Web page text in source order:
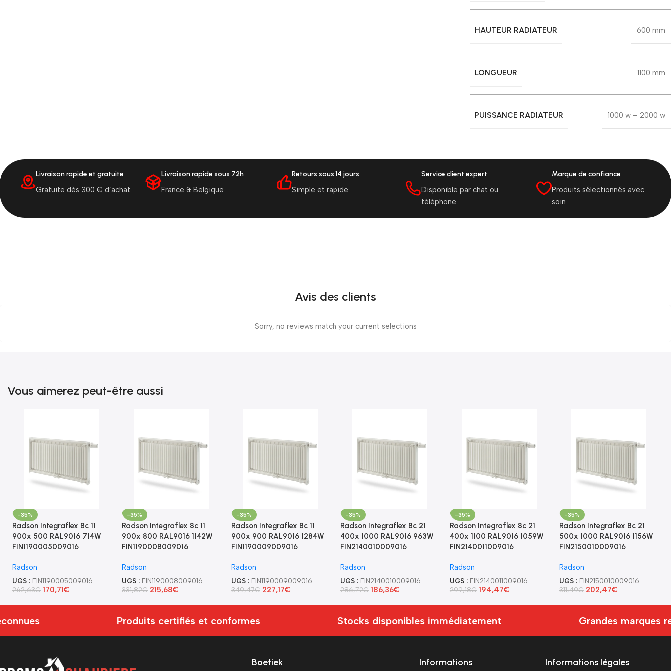
HAUTEUR RADIATEUR 600 mm
LONGUEUR 1100 mm
PUISSANCE RADIATEUR 1000 w – 2000 w
Livraison rapide et gratuite
Gratuite dès 300 € d’achat
Livraison rapide sous 72h
France & Belgique
Retours sous 14 jours
Simple et rapide
Service client expert
Disponible par chat ou
téléphone
Marque de confiance
Produits sélectionnés avec
soin
Avis des clients
Sorry, no reviews match your current selections
Vous aimerez peut-être aussi
-35%
Radson Integraflex 8c 11
900x 500 RAL9016 714W
FIN1190005009016
Radson
UGS : FIN1190005009016
262,63€ 170,71€
-35%
Radson Integraflex 8c 11
900x 800 RAL9016 1142W
FIN1190008009016
Radson
UGS : FIN1190008009016
331,82€ 215,68€
-35%
Radson Integraflex 8c 11
900x 900 RAL9016 1284W
FIN1190009009016
Radson
UGS : FIN1190009009016
349,47€ 227,17€
-35%
Radson Integraflex 8c 21
400x 1000 RAL9016 963W
FIN2140010009016
Radson
UGS : FIN2140010009016
286,72€ 186,36€
-35%
Radson Integraflex 8c 21
400x 1100 RAL9016 1059W
FIN2140011009016
Radson
UGS : FIN2140011009016
299,18€ 194,47€
-35%
Radson Integraflex 8c 21
500x 1000 RAL9016 1156W
FIN2150010009016
Radson
UGS : FIN2150010009016
311,49€ 202,47€
Produits certifiés et conformes Stocks disponibles immédiatement Grandes marques
Boetiek Informations Informations légales